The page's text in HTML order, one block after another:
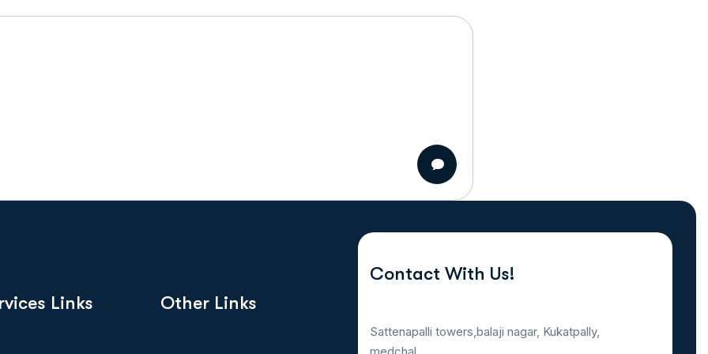
Links Other Links
Contact With Us!
Sattenapalli towers,balaji nagar, Kukatpally,